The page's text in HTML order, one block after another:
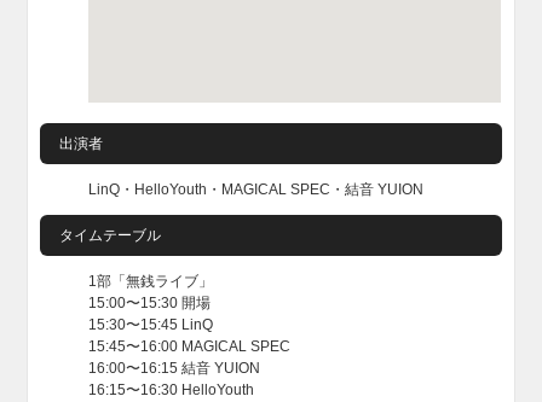
出演者
LinQ・HelloYouth・MAGICAL SPEC・結音 YUION
タイムテーブル
1部「無銭ライブ」
15:00〜15:30 開場
15:30〜15:45 LinQ
15:45〜16:00 MAGICAL SPEC
16:00〜16:15 結音 YUION
16:15〜16:30 HelloYouth